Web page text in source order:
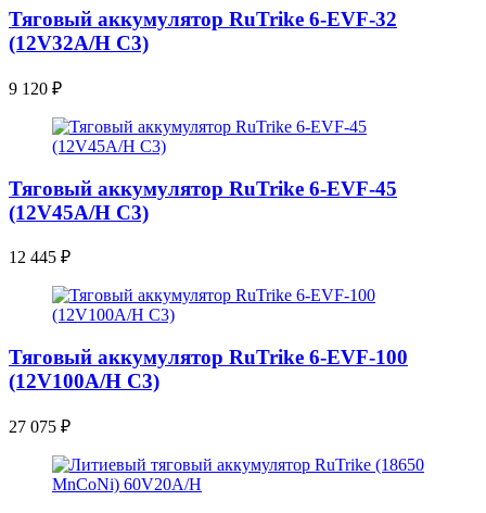
Тяговый аккумулятор RuTrike 6-EVF-32
(12V32A/H C3)
9 120 ₽
Тяговый аккумулятор RuTrike 6-EVF-45
(12V45A/H C3)
12 445 ₽
Тяговый аккумулятор RuTrike 6-EVF-100
(12V100A/H C3)
27 075 ₽